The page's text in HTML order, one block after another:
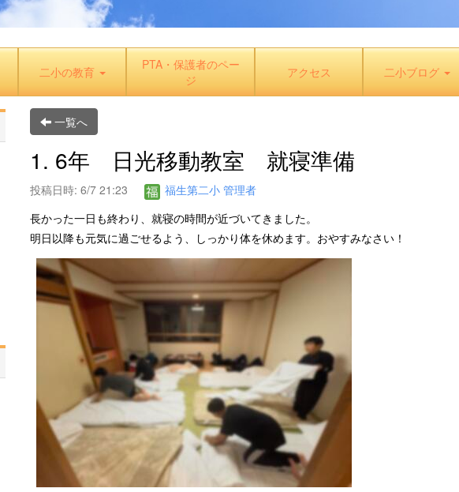
二小の教育
PTA・保護者のペー
ジ
アクセス 二小ブログ
一覧へ
1. 6年 日光移動教室 就寝準備
投稿日時: 6/7 21:23
福生第二小 管理者
長かった一日も終わり、就寝の時間が近づいてきました。
明日以降も元気に過ごせるよう、しっかり体を休めます。おやすみなさい！